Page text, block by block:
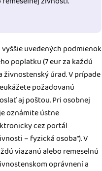
uvedených podmienok
poplatku (7 eur za každú
úrad. V prípade
požadovanú
aj poštou. Pri osobnej
oznámite ústne
cez portál
– fyzická osoba“). V
viazanú alebo remeselnú
oprávnení a